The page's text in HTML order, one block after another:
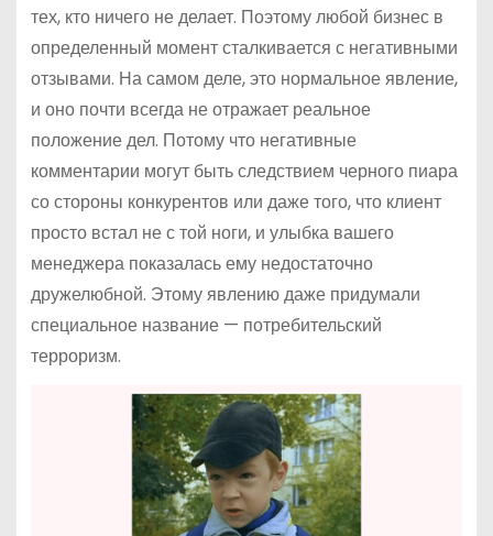
тех, кто ничего не делает. Поэтому любой бизнес в
определенный момент сталкивается с негативными
отзывами. На самом деле, это нормальное явление,
и оно почти всегда не отражает реальное
положение дел. Потому что негативные
комментарии могут быть следствием черного пиара
со стороны конкурентов или даже того, что клиент
просто встал не с той ноги, и улыбка вашего
менеджера показалась ему недостаточно
дружелюбной. Этому явлению даже придумали
специальное название — потребительский
терроризм.